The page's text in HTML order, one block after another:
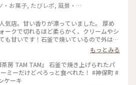
お菓子, たびレポ, 風景・
店。甘い香りが漂っていました。 厚め
ークで切れるほど柔らかく、クリームやシ
も甘いです！石釜で焼いているので外はカ
す。 人気店というだけあって
したが、並んでも食べる価値ありです！ #
キ
もっとみる
房 TAM TAM』 石釜で焼き上げられたパ
ミーだけどぺろっと食べれた！ #神保町 #
ケーキ